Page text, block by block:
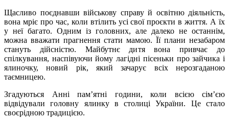
Щасливо поєднавши військову справу й освітню діяльність,
вона мріє про час, коли втілить усі свої проєкти в життя. А їх
у неї багато. Одним із головних, але далеко не останнім,
можна вважати прагнення стати мамою. Її плани незабаром
стануть дійсністю. Майбутнє дитя вона привчає до
спілкування, наспівуючи йому лагідні пісеньки про зайчика і
ялиночку, новий рік, який зачарує всіх нерозгаданою
таємницею.
Згадуються Анні пам’ятні години, коли всією сім’єю
відвідували головну ялинку в столиці України. Це стало
своєрідною традицією.